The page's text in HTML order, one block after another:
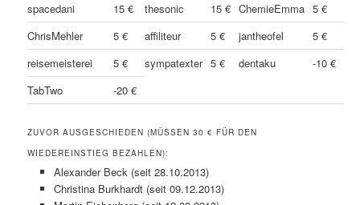
spacedani
15 € thesonic 15 € ChemieEmma 5 €
ChrisMehler
5 € affiliteur 5 € jantheofel
5 €
reisemeisterei
5 € sympatexter 5 € dentaku
-10 €
TabTwo
-20 €
ZUVOR AUSGESCHIEDEN (MÜSSEN 30 € FÜR DEN
WIEDEREINSTIEG BEZAHLEN):
Alexander Beck (seit 28.10.2013)
Christina Burkhardt (seit 09.12.2013)